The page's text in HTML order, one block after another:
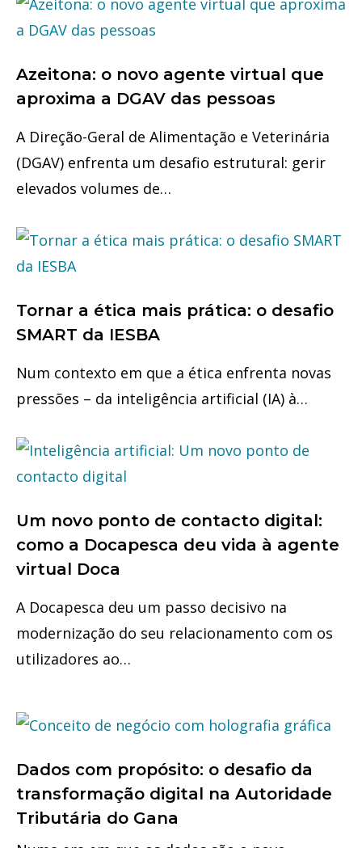
Azeitona: o novo agente virtual que
aproxima a DGAV das pessoas
A Direção-Geral de Alimentação e Veterinária
(DGAV) enfrenta um desafio estrutural: gerir
elevados volumes de…
Tornar a ética mais prática: o desafio
SMART da IESBA
Num contexto em que a ética enfrenta novas
pressões – da inteligência artificial (IA) à…
Um novo ponto de contacto digital:
como a Docapesca deu vida à agente
virtual Doca
A Docapesca deu um passo decisivo na
modernização do seu relacionamento com os
utilizadores ao…
Dados com propósito: o desafio da
transformação digital na Autoridade
Tributária do Gana